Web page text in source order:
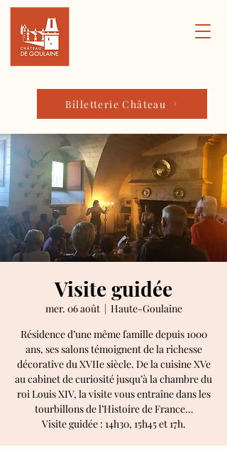
Billetterie Château
Visite guidée
mer. 06 août
  |
Haute-Goulaine
Résidence d’une même famille depuis 1000
ans, ses salons témoignent de la richesse
décorative du XVIIe siècle. De la cuisine XVe
au cabinet de curiosité jusqu’à la chambre du
roi Louis XIV, la visite vous entraîne dans les
tourbillons de l’Histoire de France…
Visite guidée : 14h30, 15h45 et 17h.